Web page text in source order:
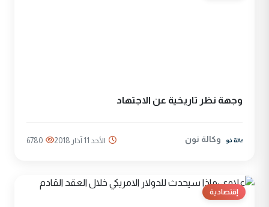
وجهة نظر تاريخية عن الاجتهاد
وكالة نون الأحد 11 آذار 2018 6780
إقتصادية